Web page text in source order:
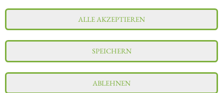
ALLE AKZEPTIEREN
SPEICHERN
ABLEHNEN
Impressum
Datenschutz
Interessenskonflikt & Risikohinweis
Nutzungsbedingungen
Cookie-Einstellungen